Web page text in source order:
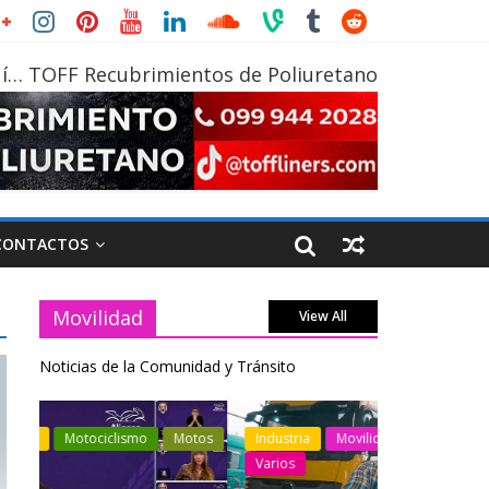
TOFF Recubrimientos de Poliuretano
Movilidad View All
Noticias de la Comunidad y Tránsito
Industria Movilidad
Transporte